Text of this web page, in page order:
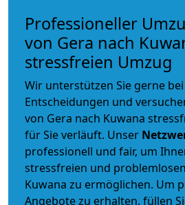
Professioneller
von Gera nach
stressfreien Umzug
Wir unterstützen Sie gerne
Entscheidungen und
von Gera nach Kuwana
für Sie verläuft. Unser
professionell und fair, um
stressfreien und
Kuwana zu ermöglichen. Um
Angebote zu erhalten, füllen